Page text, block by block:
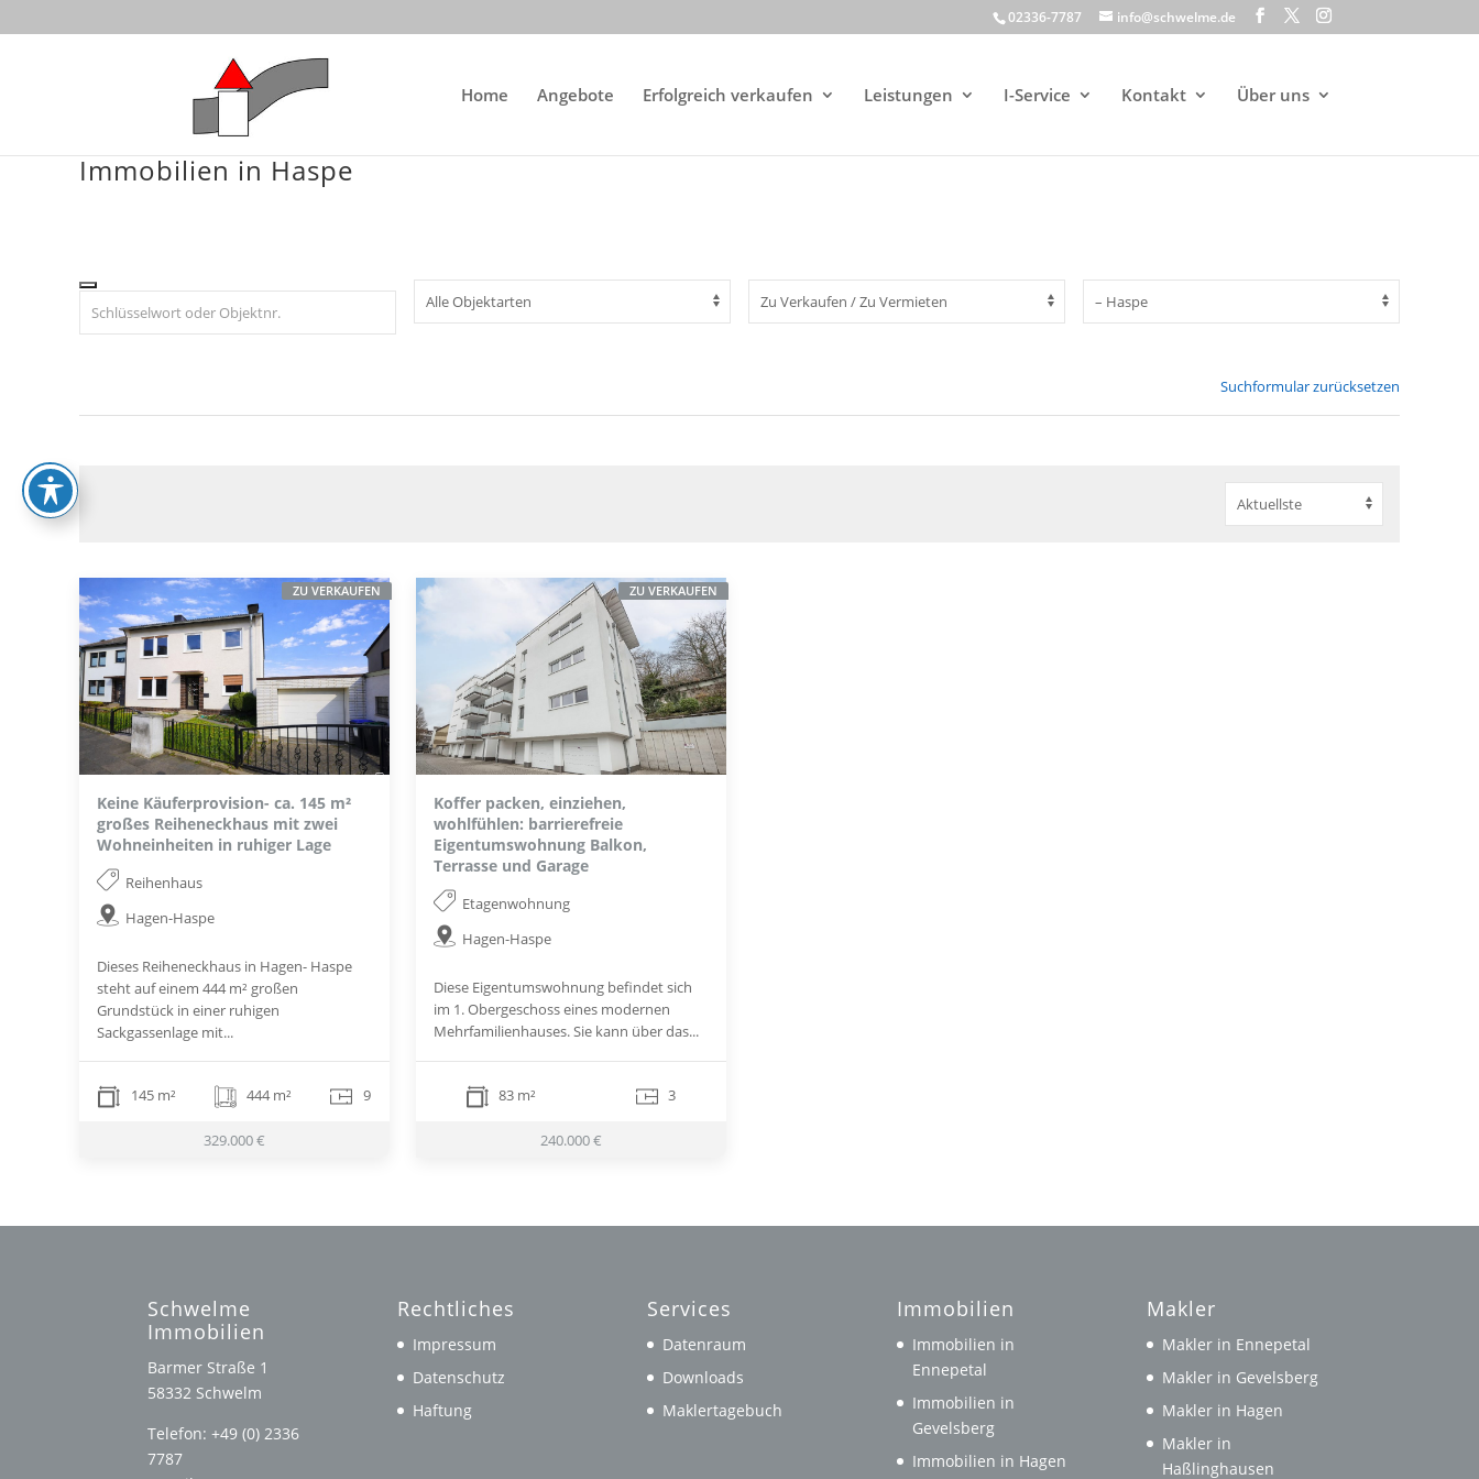
to
02336-7787 info@schwelme.de
Home Angebote Erfolgreich verkaufen Leistungen I-Service Kontakt Über uns
Immobilien in Haspe
Suchformular zurücksetzen
Keine Käuferprovision- ca. 145 m²
großes Reiheneckhaus mit zwei
Wohneinheiten in ruhiger Lage
Reihenhaus
Hagen-Haspe
Dieses Reiheneckhaus in Hagen- Haspe
steht auf einem 444 m² großen
Grundstück in einer ruhigen
Sackgassenlage mit...
145 m² 444 m² 9
329.000 €
ZU VERKAUFEN
Koffer packen, einziehen,
wohlfühlen: barrierefreie
Eigentumswohnung Balkon,
Terrasse und Garage
Etagenwohnung
Hagen-Haspe
Diese Eigentumswohnung befindet sich
im 1. Obergeschoss eines modernen
Mehrfamilienhauses. Sie kann über das...
83 m² 3
240.000 €
ZU VERKAUFEN
Schwelme
Immobilien
Barmer Straße 1
58332 Schwelm
Telefon: +49 (0) 2336
7787
Rechtliches
Impressum
Datenschutz
Haftung
Services
Datenraum
Downloads
Maklertagebuch
Immobilien
Immobilien in
Ennepetal
Immobilien in
Gevelsberg
Immobilien in Hagen
Makler
Makler in Ennepetal
Makler in Gevelsberg
Makler in Hagen
Makler in
Haßlinghausen